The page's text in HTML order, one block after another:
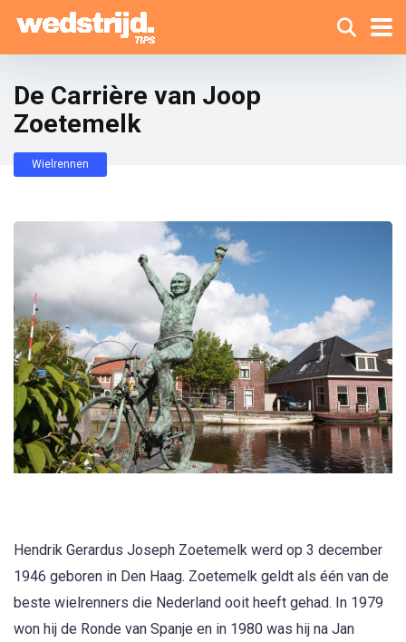
De Carrière van Joop
Zoetemelk
Wielrennen
Hendrik Gerardus Joseph Zoetemelk werd op 3 december
1946 geboren in Den Haag. Zoetemelk geldt als één van de
beste wielrenners die Nederland ooit heeft gehad. In 1979
won hij de Ronde van Spanje en in 1980 was hij na Jan